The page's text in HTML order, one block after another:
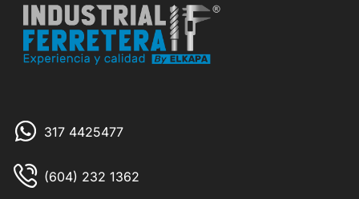
317 4425477
(604) 232 1362